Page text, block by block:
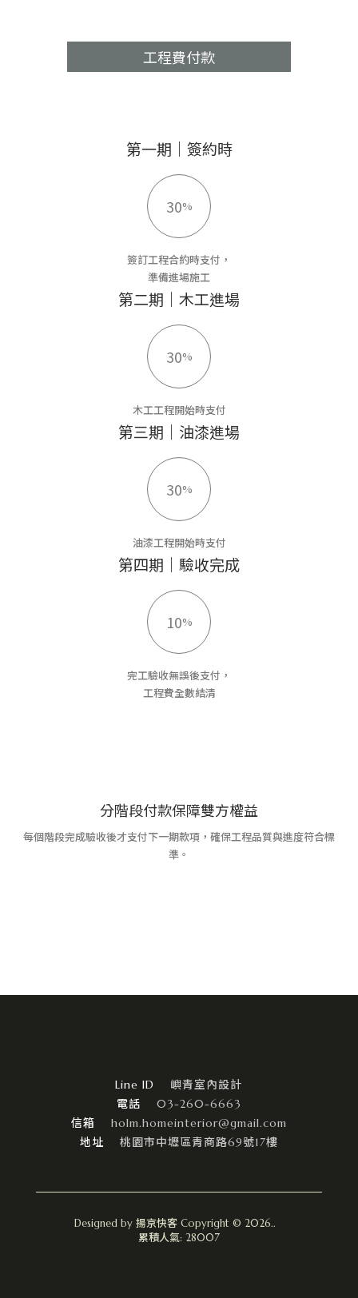
工程費付款
第一期｜簽約時
30%
簽訂工程合約時支付，
準備進場施工
第二期｜木工進場
30%
木工工程開始時支付
第三期｜油漆進場
30%
油漆工程開始時支付
第四期｜驗收完成
10%
完工驗收無誤後支付，
工程費全數結清
分階段付款保障雙方權益
每個階段完成驗收後才支付下一期款項，確保工程品質與進度符合標
準。
嶼青室內設計
03-260-6663
holm.homeinterior@gmail.com
桃園市中壢區青商路69號17樓
Designed by 揚京快客Copyright © 2026..
累積人氣: 28007